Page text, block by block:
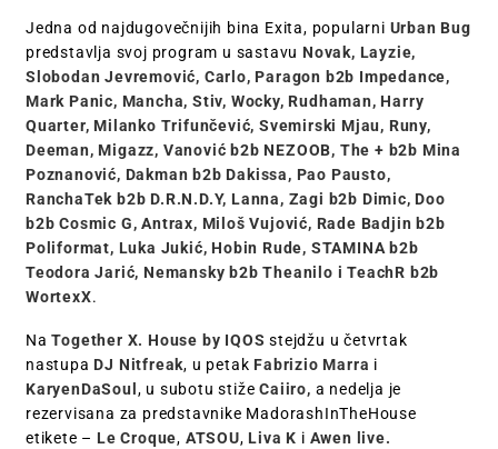
Jedna od najdugovečnijih bina Exita, popularni Urban Bug
predstavlja svoj program u sastavu Novak, Layzie,
Slobodan Jevremović, Carlo, Paragon b2b Impedance,
Mark Panic, Mancha, Stiv, Wocky, Rudhaman, Harry
Quarter, Milanko Trifunčević, Svemirski Mjau, Runy,
Deeman, Migazz, Vanović b2b NEZOOB, The + b2b Mina
Poznanović, Dakman b2b Dakissa, Pao Pausto,
RanchaTek b2b D.R.N.D.Y, Lanna, Zagi b2b Dimic, Doo
b2b Cosmic G, Antrax, Miloš Vujović, Rade Badjin b2b
Poliformat, Luka Jukić, Hobin Rude, STAMINA b2b
Teodora Jarić, Nemansky b2b Theanilo i TeachR b2b
WortexX.
NaTogether X. House by IQOSstejdžu u četvrtak
nastupa DJ Nitfreak, u petak Fabrizio Marra i
KaryenDaSoul , u subotu stižeCaiiro, a nedelja je
rezervisana za predstavnike MadorashInTheHouse
etikete – Le Croque, ATSOU, Liva K i Awen live.